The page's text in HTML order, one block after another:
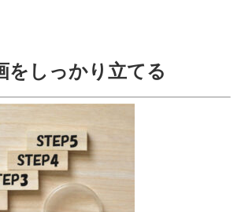
をしっかり立てる